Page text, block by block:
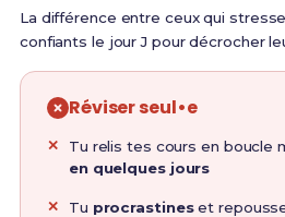
La différence entre ceux qui
confiants le jour J pour décrocher
Réviser seul•e
Tu relis tes cours en boucle
en quelques jours
Tu procrastineset